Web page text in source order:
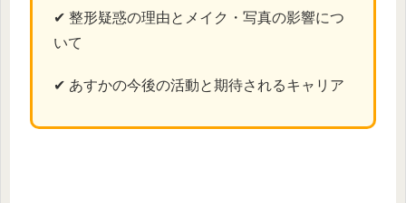
✔ 整形疑惑の理由とメイク・写真の影響につ
いて
✔ あすかの今後の活動と期待されるキャリア